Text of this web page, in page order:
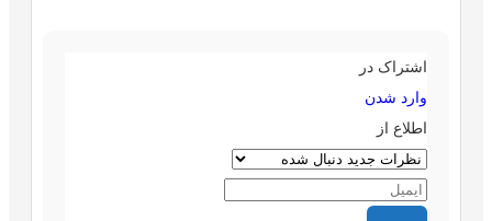
اشتراک در
وارد شدن
اطلاع از